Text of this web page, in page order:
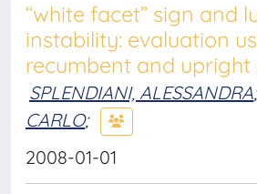
“white facet” sign and
instability: evaluation
recumbent and upright
SPLENDIANI, ALESSANDRA;
CARLO;
2008-01-01